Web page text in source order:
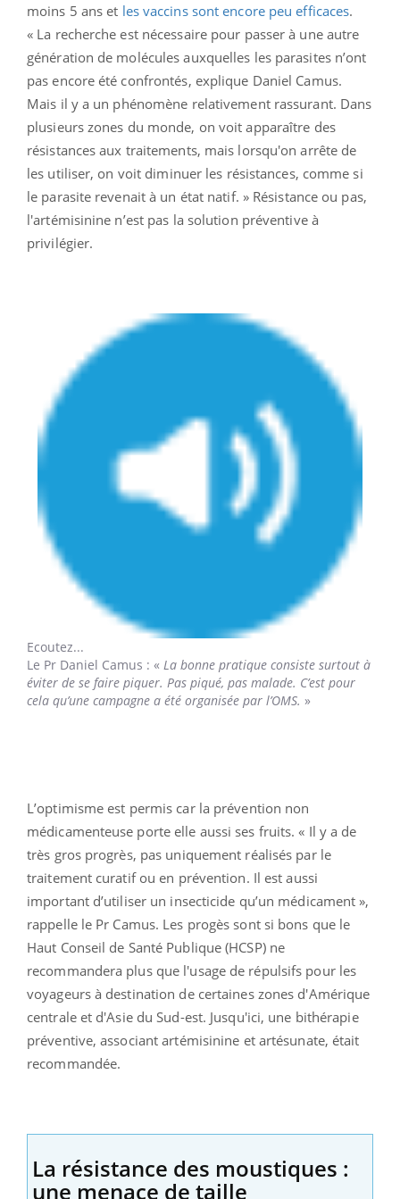
moins 5 ans et les vaccins sont encore peu efficaces.
« La recherche est nécessaire pour passer à une autre
génération de molécules auxquelles les parasites n’ont
pas encore été confrontés, explique Daniel Camus.
Mais il y a un phénomène relativement rassurant. Dans
plusieurs zones du monde, on voit apparaître des
résistances aux traitements, mais lorsqu'on arrête de
les utiliser, on voit diminuer les résistances, comme si
le parasite revenait à un état natif. » Résistance ou pas,
l'artémisinine n’est pas la solution préventive à
privilégier.
Ecoutez...
Le Pr Daniel Camus : « La bonne pratique consiste surtout à
éviter de se faire piquer. Pas piqué, pas malade. C’est pour
cela qu’une campagne a été organisée par l’OMS. »
L’optimisme est permis car la prévention non
médicamenteuse porte elle aussi ses fruits. « Il y a de
très gros progrès, pas uniquement réalisés par le
traitement curatif ou en prévention. Il est aussi
important d’utiliser un insecticide qu’un médicament »,
rappelle le Pr Camus. Les progès sont si bons que le
Haut Conseil de Santé Publique (HCSP) ne
recommandera plus que l'usage de répulsifs pour les
voyageurs à destination de certaines zones d'Amérique
centrale et d'Asie du Sud-est. Jusqu'ici, une bithérapie
préventive, associant artémisinine et artésunate, était
recommandée.
La résistance des moustiques :
une menace de taille